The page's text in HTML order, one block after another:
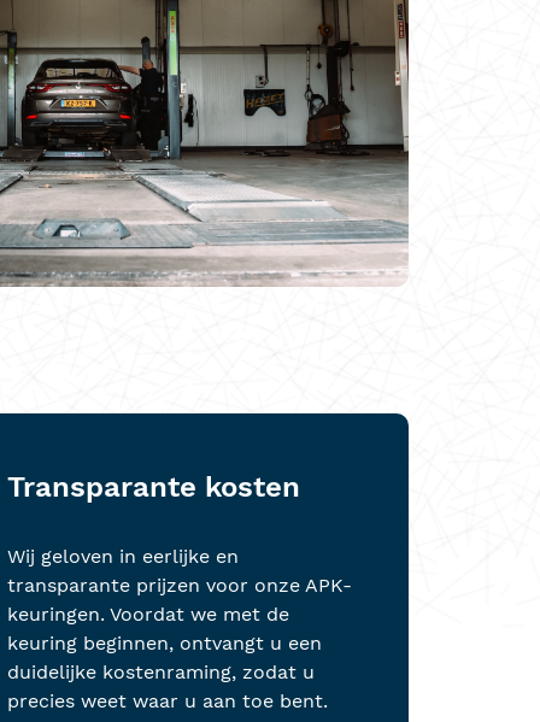
Transparante kosten
Wij geloven in eerlijke en
transparante prijzen voor onze APK-
keuringen. Voordat we met de
keuring beginnen, ontvangt u een
duidelijke kostenraming, zodat u
precies weet waar u aan toe bent.